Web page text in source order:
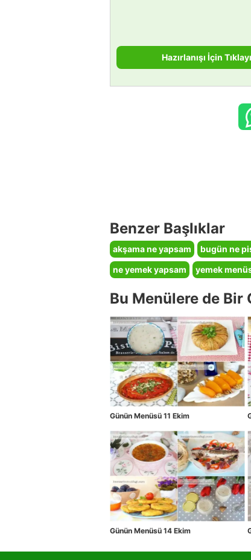
Hazırlanışı İçin
Benzer Başlıklar
akşama ne yapsam bugün ne
ne yemek yapsam
yemek
Bu Menülere de Bir
Günün Menüsü 11 Ekim
Günün Menüsü 14 Ekim